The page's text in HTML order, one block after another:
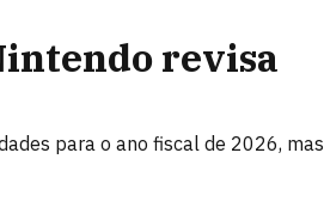
revisa
para o ano fiscal de 2026, mas